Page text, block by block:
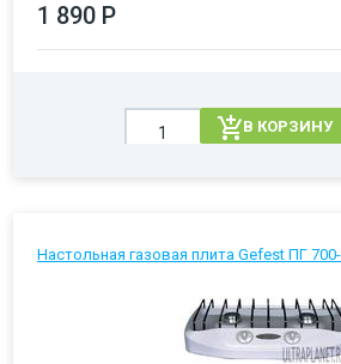
1 890 Р
В КОРЗИНУ
Настольная газовая плита Gefest ПГ